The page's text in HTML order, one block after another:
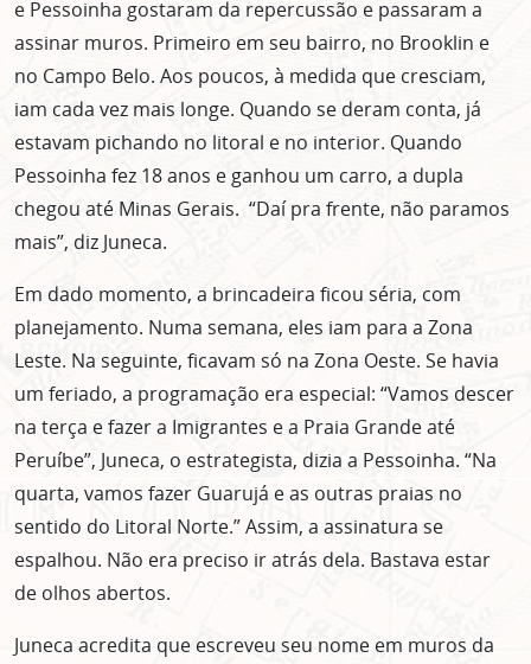
e Pessoinha gostaram da repercussão e passaram a
assinar muros. Primeiro em seu bairro, no Brooklin e
no Campo Belo. Aos poucos, à medida que cresciam,
iam cada vez mais longe. Quando se deram conta, já
estavam pichando no litoral e no interior. Quando
Pessoinha fez 18 anos e ganhou um carro, a dupla
chegou até Minas Gerais. “Daí pra frente, não paramos
mais”, diz Juneca.
Em dado momento, a brincadeira ficou séria, com
planejamento. Numa semana, eles iam para a Zona
Leste. Na seguinte, ficavam só na Zona Oeste. Se havia
um feriado, a programação era especial: “Vamos descer
na terça e fazer a Imigrantes e a Praia Grande até
Peruíbe”, Juneca, o estrategista, dizia a Pessoinha. “Na
quarta, vamos fazer Guarujá e as outras praias no
sentido do Litoral Norte.” Assim, a assinatura se
espalhou. Não era preciso ir atrás dela. Bastava estar
de olhos abertos.
Juneca acredita que escreveu seu nome em muros da